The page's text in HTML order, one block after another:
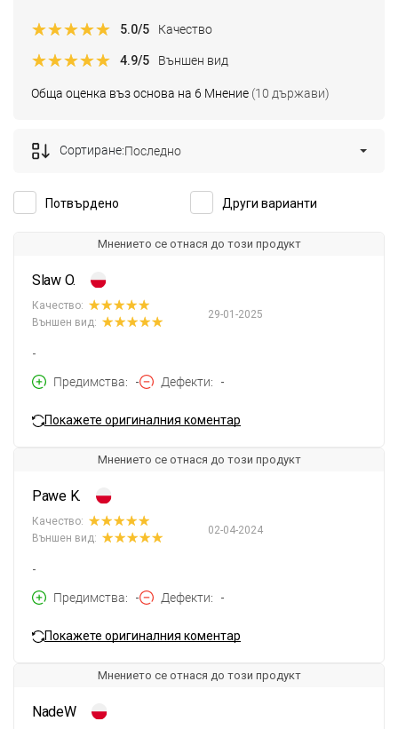
Обща оценка въз основа на 6 Мнение (10 държави)
5.0/5 Качество
4.9/5 Външен вид
Потвърдено Други варианти
Сортиране:Последно
Мнението се отнася до този продукт
Slaw O.
29-01-2025
Качество:
Външен вид:
-
Предимства
- Дефекти -
Покажете оригиналния коментар
Мнението се отнася до този продукт
Pawe K.
02-04-2024
Качество:
Външен вид:
-
Предимства
- Дефекти -
Покажете оригиналния коментар
Мнението се отнася до този продукт
NadeW